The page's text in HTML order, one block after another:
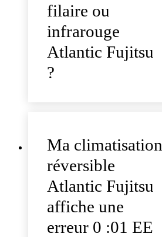
filaire ou
infrarouge
Atlantic Fujitsu
?
Ma climatisation
réversible
Atlantic Fujitsu
affiche une
erreur 0 :01 EE